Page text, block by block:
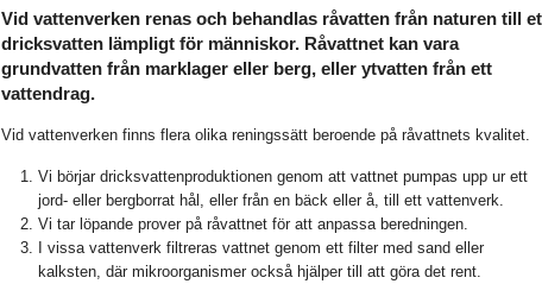
Vid vattenverken renas och behandlas råvatten från naturen till
dricksvatten lämpligt för människor. Råvattnet kan vara
grundvatten från marklager eller berg, eller ytvatten från ett
vattendrag.
Vid vattenverken finns flera olika reningssätt beroende på råvattnets kvalitet.
Vi börjar dricksvattenproduktionen genom att vattnet pumpas upp ur ett
jord- eller bergborrat hål, eller från en bäck eller å, till ett vattenverk.
Vi tar löpande prover på råvattnet för att anpassa beredningen.
I vissa vattenverk filtreras vattnet genom ett filter med sand eller
kalksten, där mikroorganismer också hjälper till att göra det rent.